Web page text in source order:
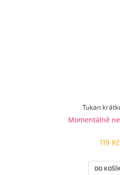
Tukan
Momentálně
119 Kč
DO